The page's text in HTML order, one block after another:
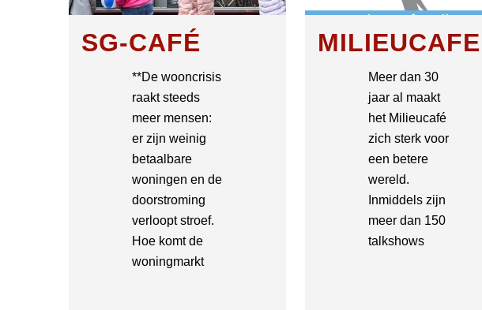
SG-CAFÉ
**De wooncrisis
raakt steeds
meer mensen:
er zijn weinig
betaalbare
woningen en de
doorstroming
verloopt stroef.
Hoe komt de
woningmarkt
MILIEUCAFE
Meer dan 30
jaar al maakt
het Milieucafé
zich sterk voor
een betere
wereld.
Inmiddels zijn
meer dan 150
talkshows